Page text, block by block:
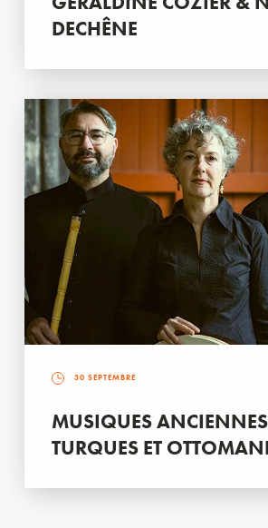
DECHÊNE
30 SEPTEMBRE
MUSIQUES ANCIENNES
TURQUES ET